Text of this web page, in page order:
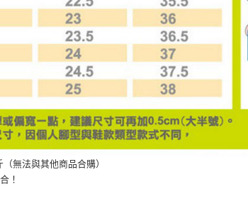
無法與其他商品合購）
！